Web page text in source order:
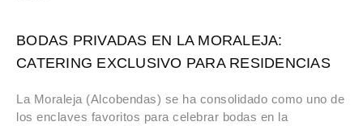
BODAS PRIVADAS EN LA MORALEJA:
CATERING EXCLUSIVO PARA RESIDENCIAS
La Moraleja (Alcobendas) se ha consolidado como uno de
los enclaves favoritos para celebrar bodas en la